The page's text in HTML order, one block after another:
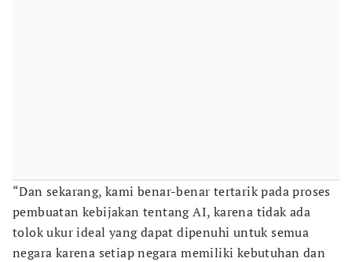
“Dan sekarang, kami benar-benar tertarik pada proses
pembuatan kebijakan tentang AI, karena tidak ada
tolok ukur ideal yang dapat dipenuhi untuk semua
negara karena setiap negara memiliki kebutuhan dan